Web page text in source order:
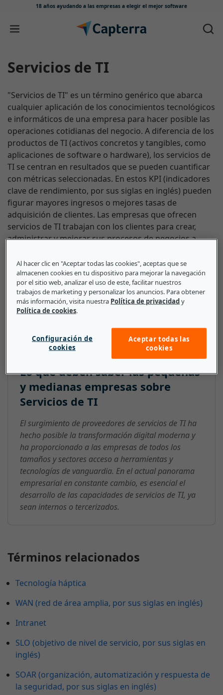
18 años ayudando a las empresas a elegir el mejor software
Ir directamente al contenido
Servicios de TI
"Servicios de TI" es un término genérico que abarca
cualquier aplicación de los conocimientos tecnológicos
e informáticos de una empresa para hacer posible las
operaciones cotidianas del negocio. A diferencia de los
productos de TI (activos concretos y tangibles, como
aplicaciones de software o hardware), los servicios de
TI se centran en resultados que se pueden cuantificar
con métricas seleccionadas. En estos KPI (indicadores
clave de rendimiento, por sus siglas en inglés) pueden
figurar mayores ingresos o mejores tasas de
adquisición de clientes. Las empresas que ofrecen
servicios de TI trabajan con los clientes para crear,
administrar y mejorar sus procesos de negocios a
servicios de TI varían ampliamente, desde la
instalación de hardware y software hasta la
informática en la nube y la ciberseguridad. ITSM
(administración de servicios de TI, por sus siglas en
inglés) es el campo que se ocupa de la implantación,
Lo que deben saber las pequeñas
y medianas empresas sobre
Servicios de TI
El surgimiento de proveedores de servicios de TI ha
hecho posible la transformación digital moderna y
ha proporcionado a las empresas de todos los
tamaños y sectores acceso a herramientas y
tecnologías de vanguardia. En el actual panorama
empresarial en constante cambio, es esencial el
desarrollo de las capacidades de servicios de TI, ya
sean internos o tercerizados.
Términos relacionados
Tecnología háptica
WAN (red de área amplia, por sus siglas en inglés)
Intranet
SLO (objetivo de nivel de servicio, por sus siglas en
inglés)
SOAR (organización, automatización y respuesta de
la seguridad, por sus siglas en inglés)
Al hacer clic en "Aceptar todas las cookies", aceptas que se
almacenen cookies en tu dispositivo para mejorar la navegación
por el sitio web, analizar el uso de este, facilitar nuestros
trabajos de marketing y personalizar los anuncios. Para obtener
más información, visita nuestra Política de privacidady
Política de cookies.
Configuración de
cookies
Aceptar todas las
cookies